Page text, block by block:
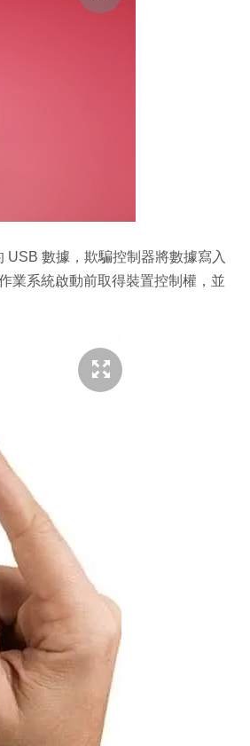
數據，欺騙控制器將數據寫入
業系統啟動前取得裝置控制權，並